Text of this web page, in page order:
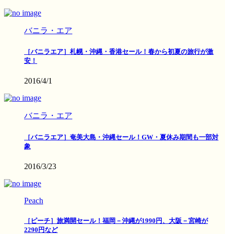
バニラ・エア
［バニラエア］札幌・沖縄・香港セール！春から初夏の旅行が激
安！
2016/4/1
バニラ・エア
［バニラエア］奄美大島・沖縄セール！GW・夏休み期間も一部対
象
2016/3/23
Peach
［ピーチ］旅満開セール！福岡－沖縄が1990円、大阪－宮崎が
2290円など